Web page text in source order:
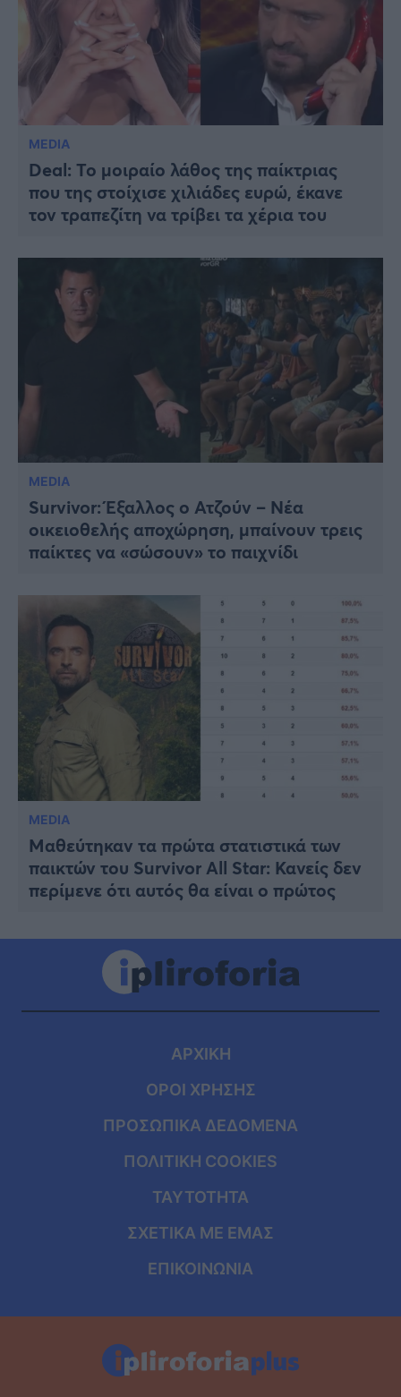
MEDIA
Deal: Το μοιραίο λάθος της παίκτριας
που της στοίχισε χιλιάδες ευρώ, έκανε
τον τραπεζίτη να τρίβει τα χέρια του
MEDIA
Survivor: Έξαλλος ο Ατζούν – Νέα
οικειοθελής αποχώρηση, μπαίνουν τρεις
παίκτες να «σώσουν» το παιχνίδι
MEDIA
Μαθεύτηκαν τα πρώτα στατιστικά των
παικτών του Survivor All Star: Κανείς δεν
περίμενε ότι αυτός θα είναι ο πρώτος
ΑΡΧΙΚΗ
ΟΡΟΙ ΧΡΗΣΗΣ
ΠΡΟΣΩΠΙΚΑ ΔΕΔΟΜΕΝΑ
ΠΟΛΙΤΙΚΗ COOKIES
ΤΑΥΤΟΤΗΤΑ
ΣΧΕΤΙΚΑ ΜΕ ΕΜΑΣ
ΕΠΙΚΟΙΝΩΝΙΑ